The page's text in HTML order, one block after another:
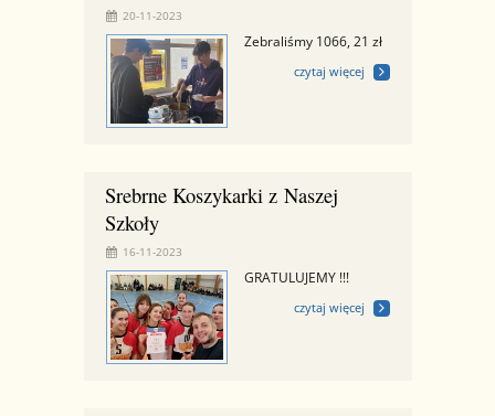
20-11-2023
Zebraliśmy 1066, 21 zł
czytaj więcej
Srebrne Koszykarki z Naszej
Szkoły
16-11-2023
GRATULUJEMY !!!
czytaj więcej